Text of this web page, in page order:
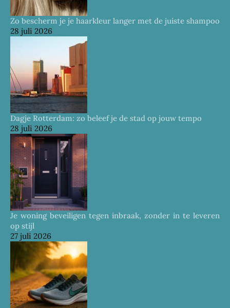
Zo bescherm je je haarkleur langer met de juiste shampoo
28 juli 2026
Dagje Rotterdam: zo beleef je de stad op jouw tempo
28 juli 2026
Je woning beveiligen tegen inbraak, zonder in te leveren
op stijl
27 juli 2026